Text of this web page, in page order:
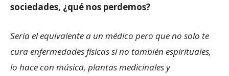
sociedades, ¿qué nos perdemos?
Sería el equivalente a un médico pero que no solo te
cura enfermedades físicas si no también espirituales,
lo hace con música, plantas medicinales y